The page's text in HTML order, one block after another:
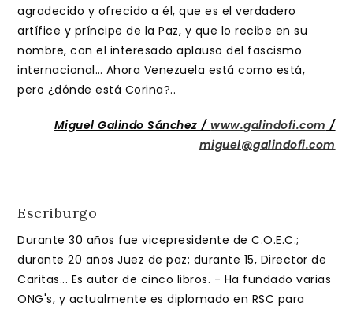
agradecido y ofrecido a él, que es el verdadero
artífice y príncipe de la Paz, y que lo recibe en su
nombre, con el interesado aplauso del fascismo
internacional… Ahora Venezuela está como está,
pero ¿dónde está Corina?..
Miguel Galindo Sánchez /www.galindofi.com /
miguel@galindofi.com
Escriburgo
Durante 30 años fue vicepresidente de C.O.E.C.;
durante 20 años Juez de paz; durante 15, Director de
Caritas... Es autor de cinco libros. - Ha fundado varias
ONG's, y actualmente es diplomado en RSC para